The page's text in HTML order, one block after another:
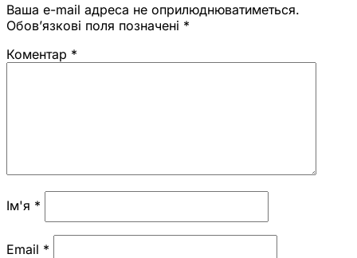
Ваша e-mail адреса не оприлюднюватиметься.
Обов’язкові поля позначені *
Коментар *
Ім'я *
Email *